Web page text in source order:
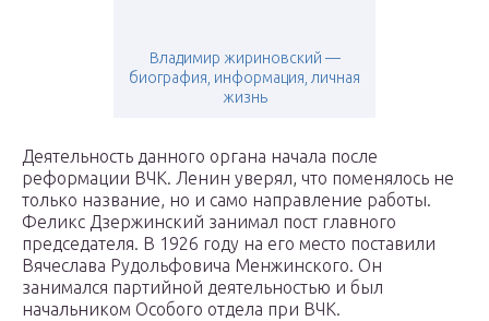
Владимир жириновский —
биография, информация, личная
жизнь
Деятельность данного органа начала после
реформации ВЧК. Ленин уверял, что поменялось не
только название, но и само направление работы.
Феликс Дзержинский занимал пост главного
председателя. В 1926 году на его место поставили
Вячеслава Рудольфовича Менжинского. Он
занимался партийной деятельностью и был
начальником Особого отдела при ВЧК.